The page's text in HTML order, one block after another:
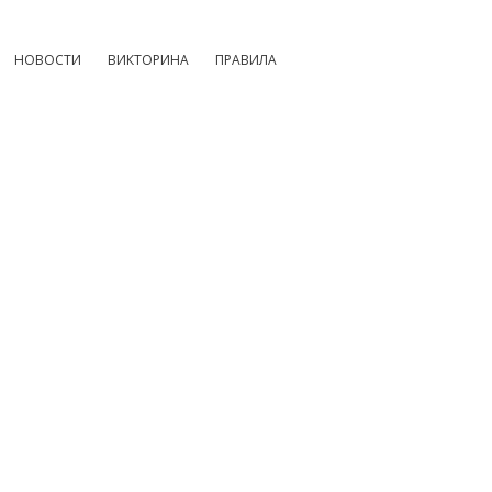
НОВОСТИ ВИКТОРИНА ПРАВИЛА